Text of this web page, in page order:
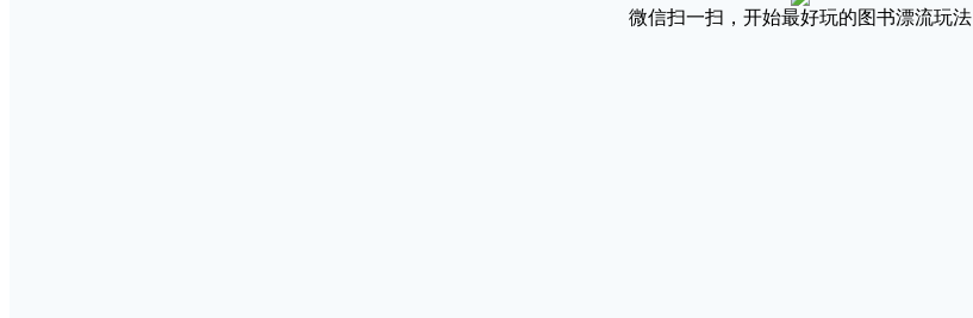
微信扫一扫，开始最好玩的图书漂流玩法